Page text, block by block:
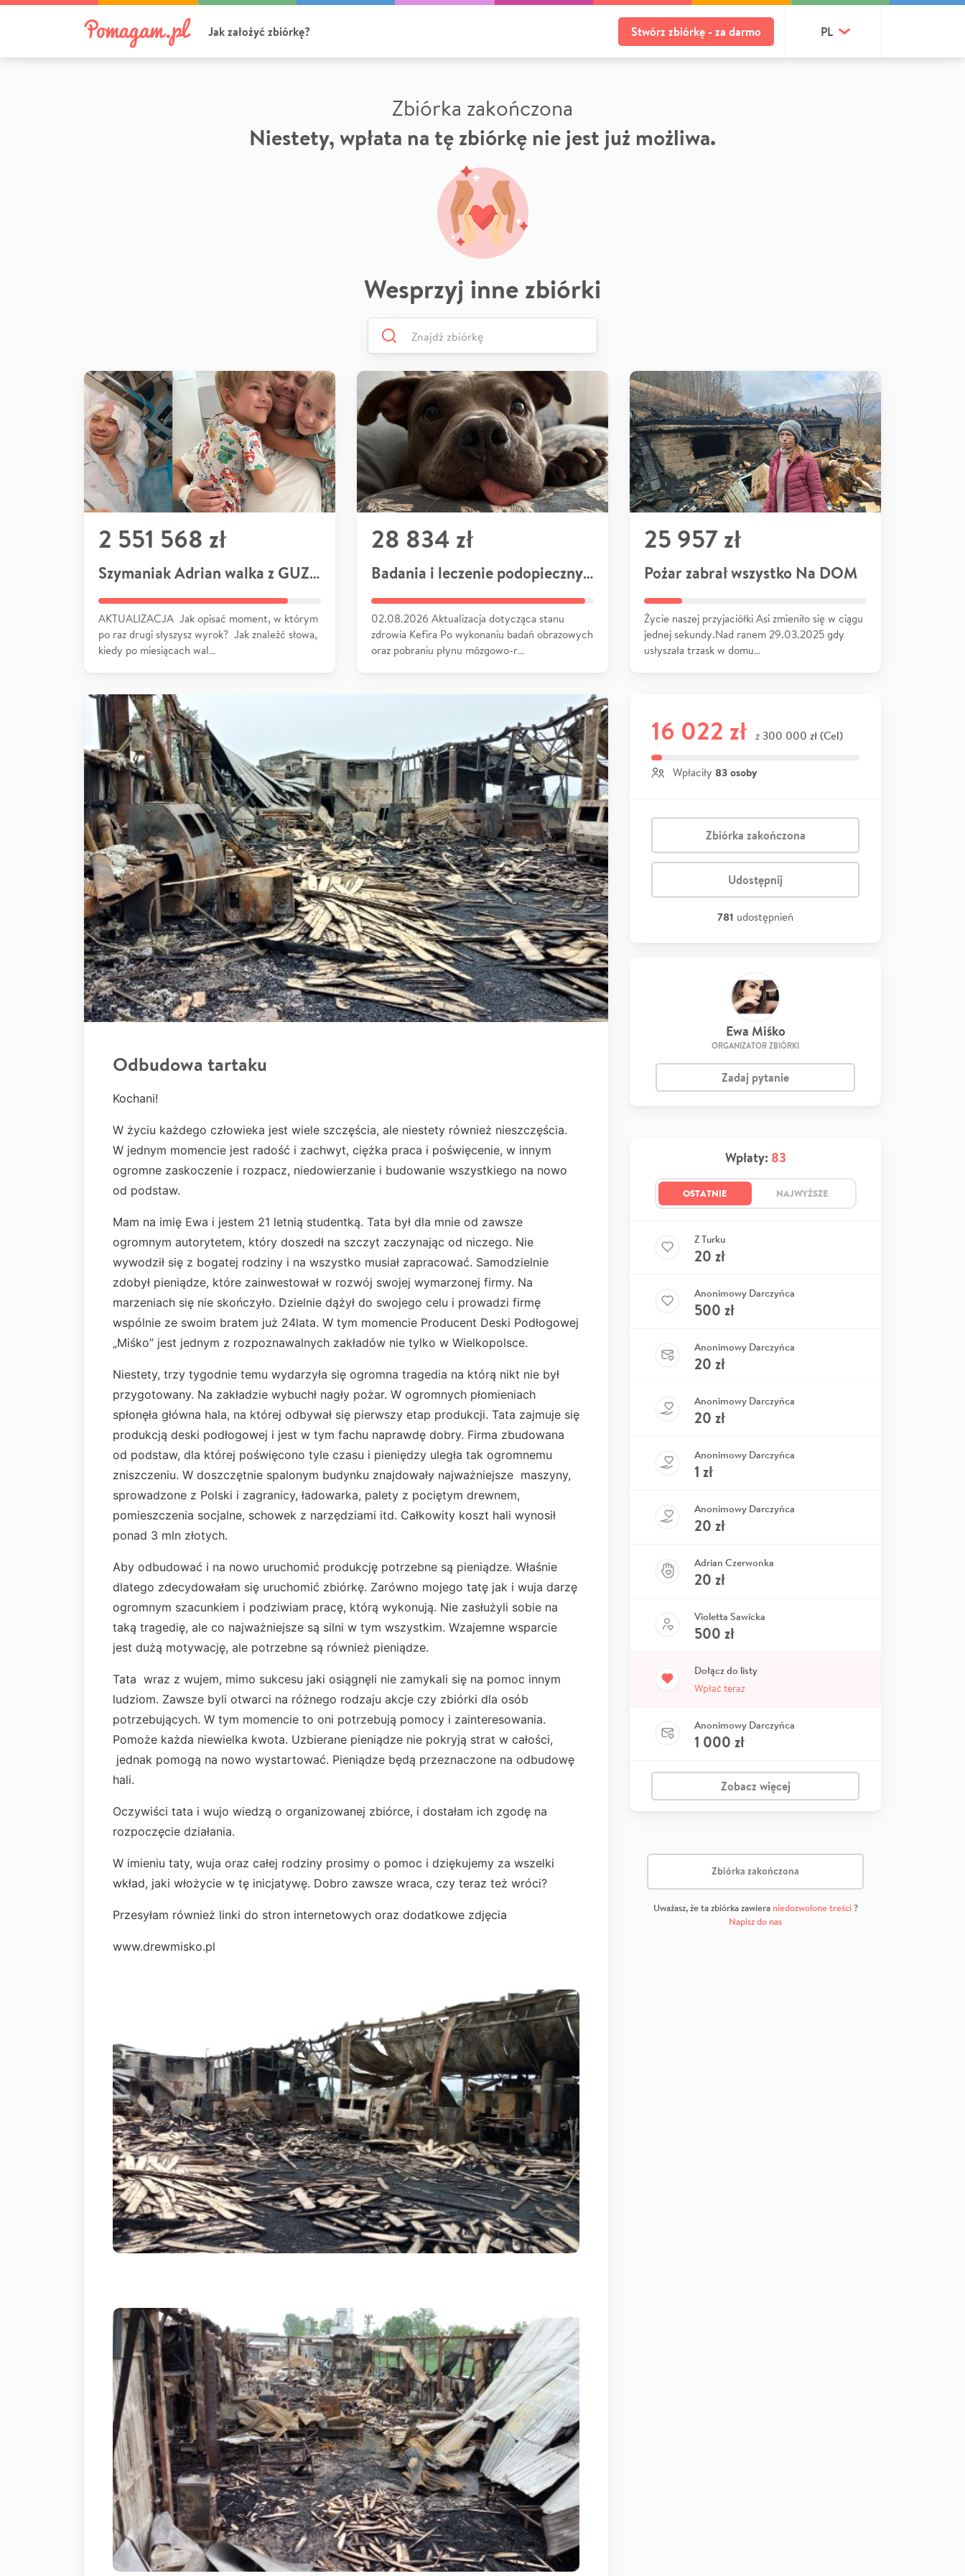
Jak założyć zbiórkę? Stwórz zbiórkę - za darmo PL
Zbiórka zakończona
Niestety, wpłata na tę zbiórkę nie jest już możliwa.
Wesprzyj inne zbiórki
2 551 568 zł
Szymaniak Adrian walka z GUZEM
AKTUALIZACJA Jak opisać moment, w którym
po raz drugi słyszysz wyrok? Jak znaleźć słowa,
kiedy po miesiącach wal…
28 834 zł
Badania i leczenie podopiecznych
02.08.2026 Aktualizacja dotycząca stanu
zdrowia Kefira Po wykonaniu badań obrazowych
oraz pobraniu płynu mózgowo-r…
25 957 zł
Pożar zabrał wszystko Na DOM
Życie naszej przyjaciółki Asi zmieniło się w ciągu
jednej sekundy.Nad ranem 29.03.2025 gdy
usłyszała trzask w domu…
Odbudowa tartaku
Kochani!
W życiu każdego człowieka jest wiele szczęścia, ale niestety również nieszczęścia.
W jednym momencie jest radość i zachwyt, ciężka praca i poświęcenie, w innym
ogromne zaskoczenie i rozpacz, niedowierzanie i budowanie wszystkiego na nowo
od podstaw.
Mam na imię Ewa i jestem 21 letnią studentką. Tata był dla mnie od zawsze
ogromnym autorytetem, który doszedł na szczyt zaczynając od niczego. Nie
wywodził się z bogatej rodziny i na wszystko musiał zapracować. Samodzielnie
zdobył pieniądze, które zainwestował w rozwój swojej wymarzonej firmy. Na
marzeniach się nie skończyło. Dzielnie dążył do swojego celu i prowadzi firmę
wspólnie ze swoim bratem już 24lata. W tym momencie Producent Deski Podłogowej
„Miśko” jest jednym z rozpoznawalnych zakładów nie tylko w Wielkopolsce.
Niestety, trzy tygodnie temu wydarzyła się ogromna tragedia na którą nikt nie był
przygotowany. Na zakładzie wybuchł nagły pożar. W ogromnych płomieniach
spłonęła główna hala, na której odbywał się pierwszy etap produkcji. Tata zajmuje się
produkcją deski podłogowej i jest w tym fachu naprawdę dobry. Firma zbudowana
od podstaw, dla której poświęcono tyle czasu i pieniędzy uległa tak ogromnemu
zniszczeniu. W doszczętnie spalonym budynku znajdowały najważniejsze maszyny,
sprowadzone z Polski i zagranicy, ładowarka, palety z pociętym drewnem,
pomieszczenia socjalne, schowek z narzędziami itd. Całkowity koszt hali wynosił
ponad 3 mln złotych.
Aby odbudować i na nowo uruchomić produkcję potrzebne są pieniądze. Właśnie
dlatego zdecydowałam się uruchomić zbiórkę. Zarówno mojego tatę jak i wuja darzę
ogromnym szacunkiem i podziwiam pracę, którą wykonują. Nie zasłużyli sobie na
taką tragedię, ale co najważniejsze są silni w tym wszystkim. Wzajemne wsparcie
jest dużą motywację, ale potrzebne są również pieniądze.
Tata wraz z wujem, mimo sukcesu jaki osiągnęli nie zamykali się na pomoc innym
ludziom. Zawsze byli otwarci na różnego rodzaju akcje czy zbiórki dla osób
potrzebujących. W tym momencie to oni potrzebują pomocy i zainteresowania.
Pomoże każda niewielka kwota. Uzbierane pieniądze nie pokryją strat w całości,
jednak pomogą na nowo wystartować. Pieniądze będą przeznaczone na odbudowę
hali.
Oczywiści tata i wujo wiedzą o organizowanej zbiórce, i dostałam ich zgodę na
rozpoczęcie działania.
W imieniu taty, wuja oraz całej rodziny prosimy o pomoc i dziękujemy za wszelki
wkład, jaki włożycie w tę inicjatywę. Dobro zawsze wraca, czy teraz też wróci?
Przesyłam również linki do stron internetowych oraz dodatkowe zdjęcia
www.drewmisko.pl
16 022 zł z 300 000 zł (Cel)
Wpłaciły 83 osoby
Zbiórka zakończona
Udostępnij
781 udostępnień
Ewa Miśko
ORGANIZATOR ZBIÓRKI
Zadaj pytanie
Wpłaty: 83
OSTATNIE NAJWYŻSZE
Z Turku
20 zł
Anonimowy Darczyńca
500 zł
Anonimowy Darczyńca
20 zł
Anonimowy Darczyńca
20 zł
Anonimowy Darczyńca
1 zł
Anonimowy Darczyńca
20 zł
Adrian Czerwonka
20 zł
Violetta Sawicka
500 zł
Dołącz do listy
Wpłać teraz
Anonimowy Darczyńca
1 000 zł
Zobacz więcej
Zbiórka zakończona
Uważasz, że ta zbiórka zawiera niedozwolone treści?
Napisz do nas